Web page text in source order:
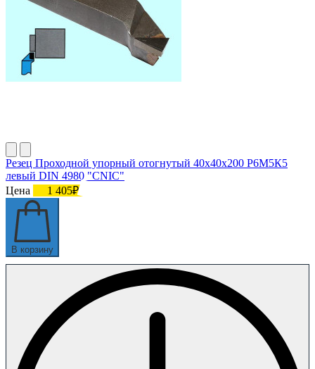
Резец Проходной упорный отогнутый 40х40х200 Р6М5К5
левый DIN 4980 "CNIC"
Цена
1 405₽
В корзину